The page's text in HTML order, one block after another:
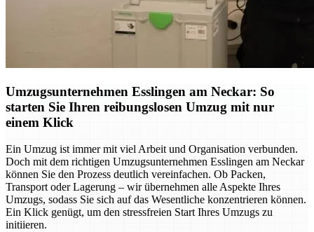
Umzugsunternehmen Esslingen am Neckar: So
starten Sie Ihren reibungslosen Umzug mit nur
einem Klick
Ein Umzug ist immer mit viel Arbeit und Organisation verbunden.
Doch mit dem richtigen Umzugsunternehmen Esslingen am Neckar
können Sie den Prozess deutlich vereinfachen. Ob Packen,
Transport oder Lagerung – wir übernehmen alle Aspekte Ihres
Umzugs, sodass Sie sich auf das Wesentliche konzentrieren können.
Ein Klick genügt, um den stressfreien Start Ihres Umzugs zu
initiieren.